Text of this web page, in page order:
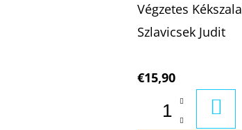
Végzetes
Szlavicsek Judit
€15,90